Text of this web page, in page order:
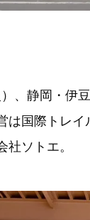
、静岡・伊
は国際トレ
ソトエ。